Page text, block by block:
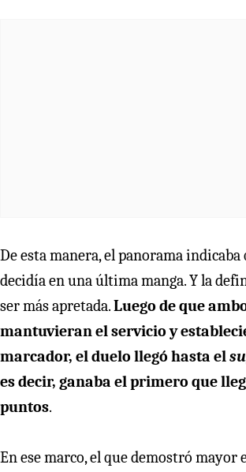
De esta manera, el panorama indicaba
decidía en una última manga. Y la
ser más apretada.Luego de que
mantuvieran el servicio y
marcador, el duelo llegó hasta el
es decir, ganaba el primero que
puntos.
En ese marco, el que demostró mayor